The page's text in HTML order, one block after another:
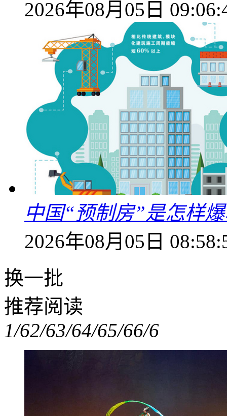
2026年08月05日
中国“预制房”是怎样
2026年08月05日
换一批
推荐阅读
1/62/63/64/65/66/6